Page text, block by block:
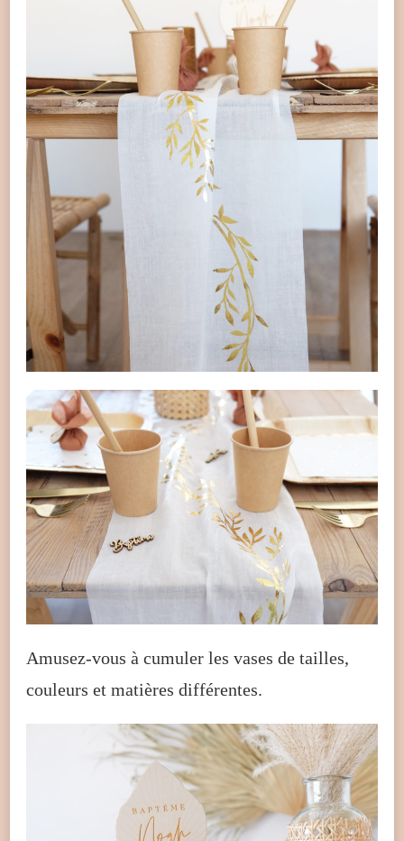
Amusez-vous à cumuler les vases de tailles,
couleurs et matières différentes.